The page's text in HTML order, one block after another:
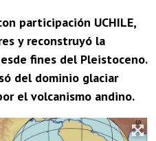
participación UCHILE,
y reconstruyó la
fines del Pleistoceno.
del dominio glaciar
el volcanismo andino.